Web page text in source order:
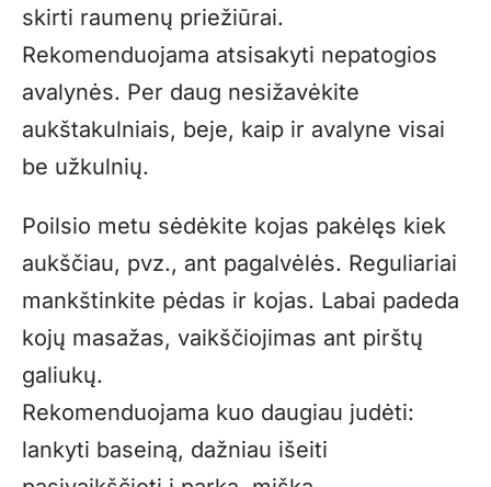
skirti raumenų priežiūrai.
Rekomenduojama atsisakyti nepatogios
avalynės. Per daug nesižavėkite
aukštakulniais, beje, kaip ir avalyne visai
be užkulnių.
Poilsio metu sėdėkite kojas pakėlęs kiek
aukščiau, pvz., ant pagalvėlės. Reguliariai
mankštinkite pėdas ir kojas. Labai padeda
kojų masažas, vaikščiojimas ant pirštų
galiukų.
Rekomenduojama kuo daugiau judėti:
lankyti baseiną, dažniau išeiti